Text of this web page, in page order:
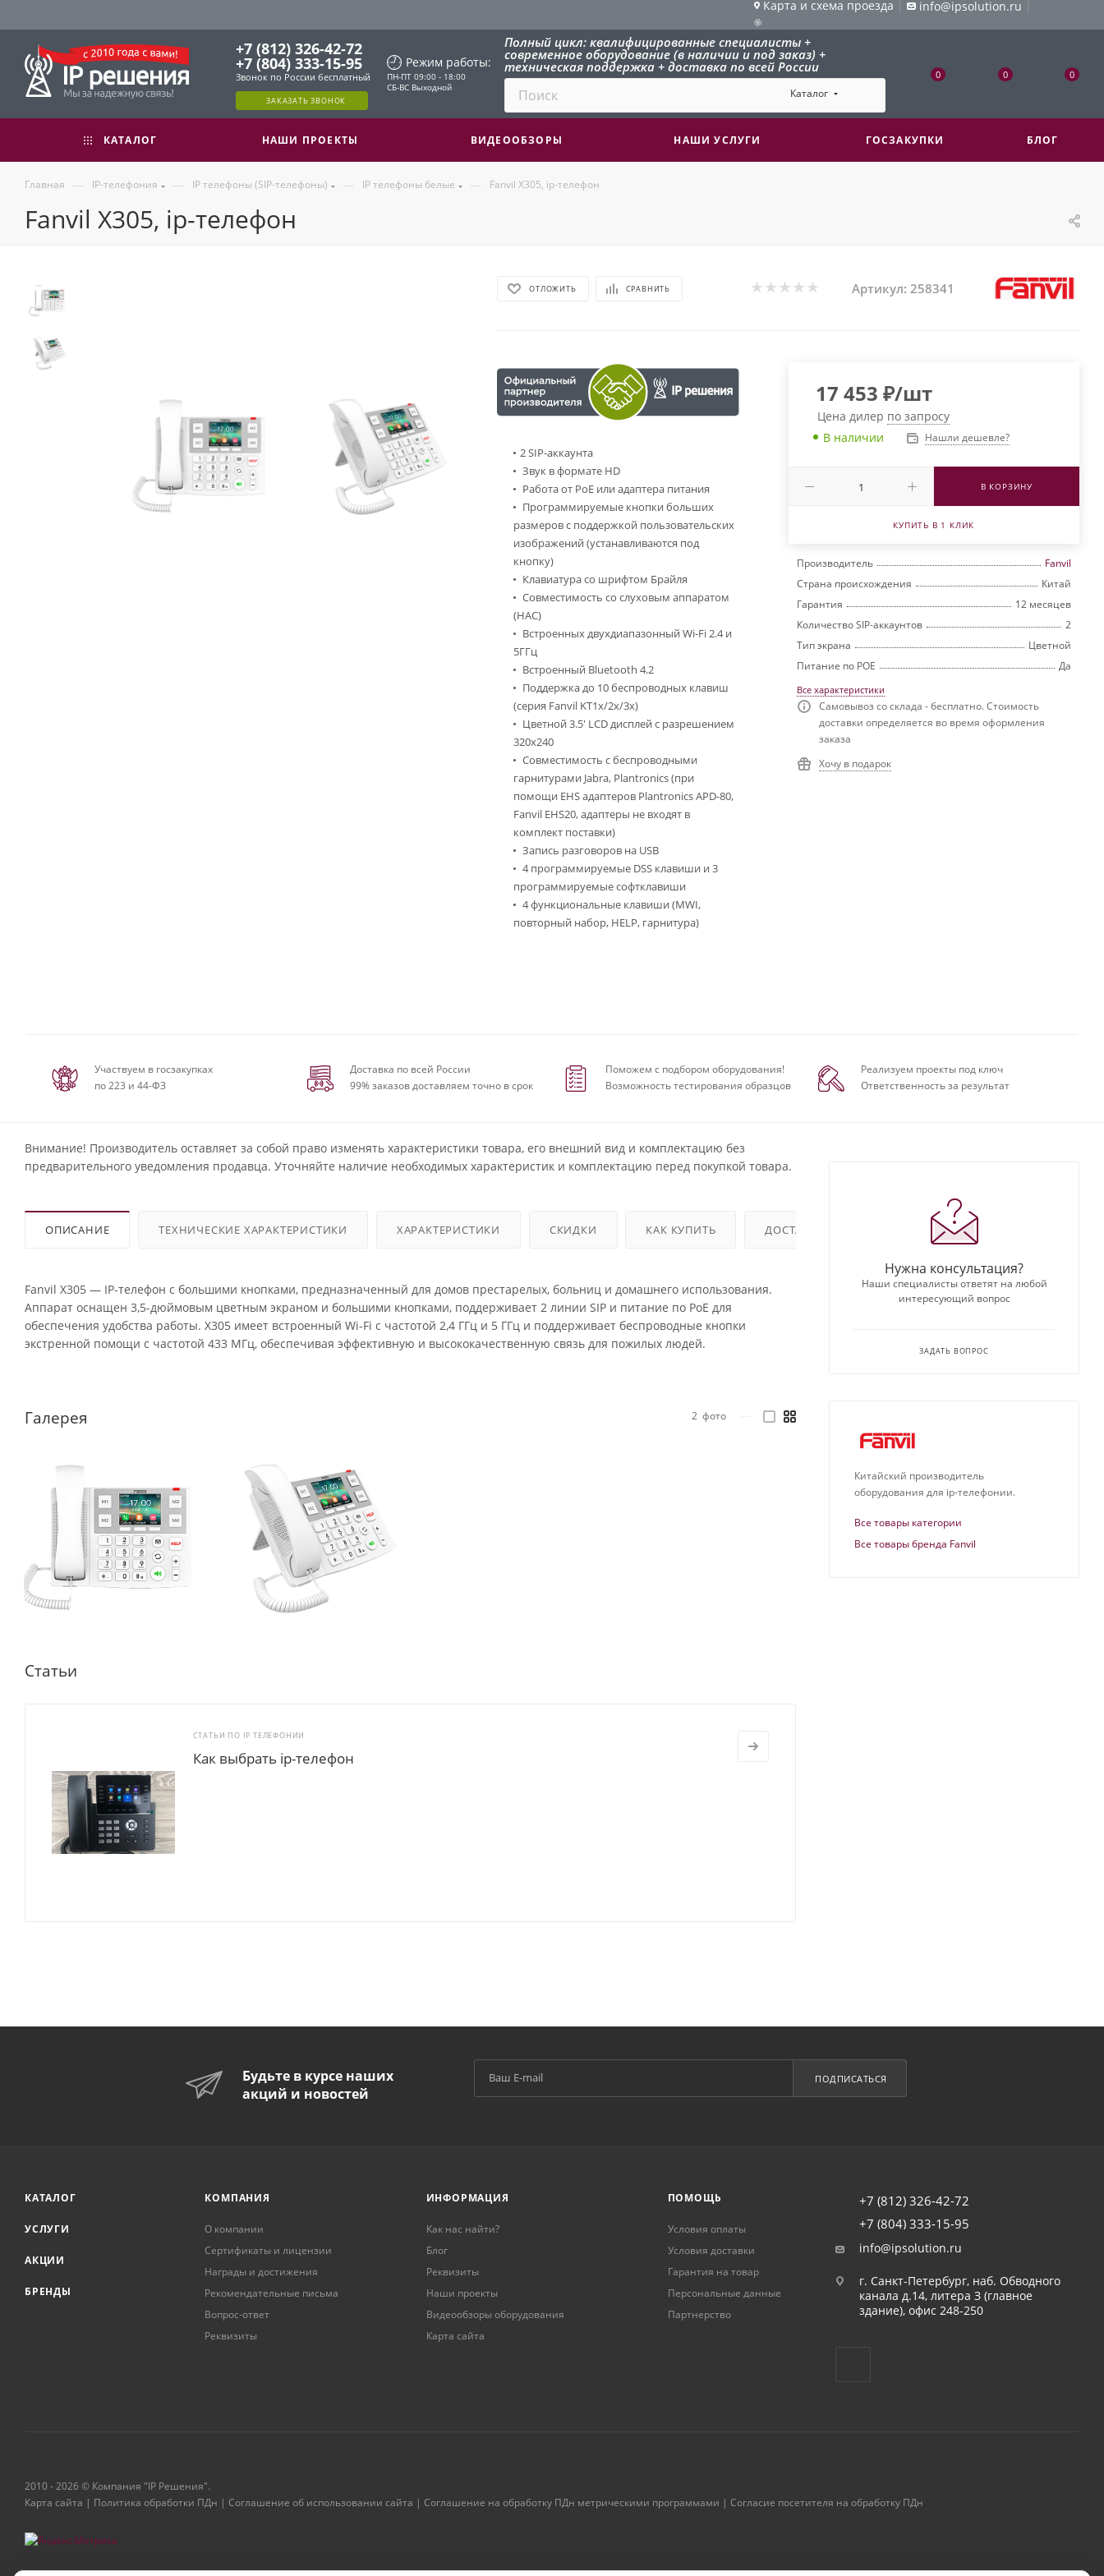
Карта и схема проезда | info@ipsolution.ru |
+7 (812) 326-42-72
+7 (804) 333-15-95
Звонок по России бесплатный
ЗАКАЗАТЬ ЗВОНОК
Режим работы:
ПН-ПТ 09:00 - 18:00
СБ-ВС Выходной
Полный цикл: квалифицированные специалисты +
современное оборудование (в наличии и под заказ) +
техническая поддержка + доставка по всей России
Каталог
0 0 0
КАТАЛОГ НАШИ ПРОЕКТЫ ВИДЕООБЗОРЫ НАШИ УСЛУГИ ГОСЗАКУПКИ БЛОГ
Главная — IP-телефония — IP телефоны (SIP-телефоны) — IP телефоны белые — Fanvil X305, ip-телефон
Fanvil X305, ip-телефон
ОТЛОЖИТЬ СРАВНИТЬ Артикул: 258341
2 SIP-аккаунта
Звук в формате HD
Работа от PoE или адаптера питания
Программируемые кнопки больших
размеров с поддержкой пользовательских
изображений (устанавливаются под
кнопку)
Клавиатура со шрифтом Брайля
Совместимость со слуховым аппаратом
(HAC)
Встроенных двухдиапазонный Wi-Fi 2.4 и
5ГГц
Встроенный Bluetooth 4.2
Поддержка до 10 беспроводных клавиш
(серия Fanvil KT1x/2x/3x)
Цветной 3.5' LCD дисплей с разрешением
320x240
Совместимость с беспроводными
гарнитурами Jabra, Plantronics (при
помощи EHS адаптеров Plantronics APD-80,
Fanvil EHS20, адаптеры не входят в
комплект поставки)
Запись разговоров на USB
4 программируемые DSS клавиши и 3
программируемые софтклавиши
4 функциональные клавиши (MWI,
повторный набор, HELP, гарнитура)
17 453 ₽/шт
Цена дилер по запросу
В наличии
Нашли дешевле?
В КОРЗИНУ
КУПИТЬ В 1 КЛИК
Производитель
Fanvil
Страна происхождения
Китай
Гарантия
12 месяцев
Количество SIP-аккаунтов
2
Тип экрана
Цветной
Питание по РОЕ
Да
Все характеристики
Самовывоз со склада - бесплатно. Стоимость
доставки определяется во время оформления
заказа
Хочу в подарок
Участвуем в госзакупках
по 223 и 44-ФЗ
Доставка по всей России
99% заказов доставляем точно в срок
Поможем с подбором оборудования!
Возможность тестирования образцов
Реализуем проекты под ключ
Ответственность за результат
Внимание! Производитель оставляет за собой право изменять характеристики товара, его внешний вид и комплектацию без
предварительного уведомления продавца. Уточняйте наличие необходимых характеристик и комплектацию перед покупкой товара.
ОПИСАНИЕ ТЕХНИЧЕСКИЕ ХАРАКТЕРИСТИКИ ХАРАКТЕРИСТИКИ СКИДКИ КАК КУПИТЬ ДОСТАВКА
Fanvil X305 — IP-телефон с большими кнопками, предназначенный для домов престарелых, больниц и домашнего использования.
Аппарат оснащен 3,5-дюймовым цветным экраном и большими кнопками, поддерживает 2 линии SIP и питание по PoE для
обеспечения удобства работы. X305 имеет встроенный Wi-Fi с частотой 2,4 ГГц и 5 ГГц и поддерживает беспроводные кнопки
экстренной помощи с частотой 433 МГц, обеспечивая эффективную и высококачественную связь для пожилых людей.
Галерея 2 фото
Статьи
СТАТЬИ ПО IP ТЕЛЕФОНИИ
Как выбрать ip-телефон
Китайский производитель
оборудования для ip-телефонии.
Все товары категории
Все товары бренда Fanvil
Нужна консультация?
Наши специалисты ответят на любой
интересующий вопрос
ЗАДАТЬ ВОПРОС
Будьте в курсе наших
акций и новостей
ПОДПИСАТЬСЯ
КАТАЛОГ
УСЛУГИ
АКЦИИ
БРЕНДЫ
КОМПАНИЯ
О компании
Сертификаты и лицензии
Награды и достижения
Рекомендательные письма
Вопрос-ответ
Реквизиты
ИНФОРМАЦИЯ
Как нас найти?
Блог
Реквизиты
Наши проекты
Видеообзоры оборудования
Карта сайта
ПОМОЩЬ
Условия оплаты
Условия доставки
Гарантия на товар
Персональные данные
Партнерство
+7 (812) 326-42-72
+7 (804) 333-15-95
info@ipsolution.ru
г. Санкт-Петербург, наб. Обводного
канала д.14, литера З (главное
здание), офис 248-250
2010 - 2026 © Компания "IP Решения".
Карта сайта | Политика обработки ПДн | Соглашение об использовании сайта | Соглашение на обработку ПДн метрическими программами | Согласие посетителя на обработку ПДн